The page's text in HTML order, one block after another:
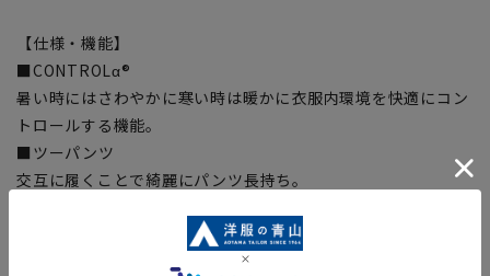
【仕様・機能】
■CONTROLα®
暑い時にはさわやかに寒い時は暖かに衣服内環境を快適にコン
トロールする機能。
■ツーパンツ
交互に履くことで綺麗にパンツ長持ち。
ご家庭で洗濯可能、洗濯機・シャワークリーンなど洗い方も選
べます。ジャケットのみパンツだけでの洗濯等、ちょっとした